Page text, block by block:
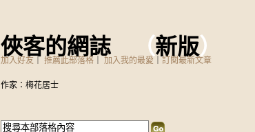
俠客的網誌 （新版）
加入好友 推薦此部落格 加入我的最愛 訂閱最新文章
作家：梅花居士